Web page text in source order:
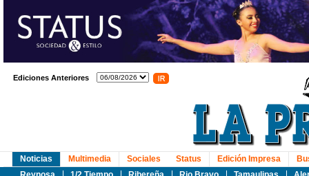
Ediciones Anteriores
Noticias
Multimedia Sociales Status Edición Impresa